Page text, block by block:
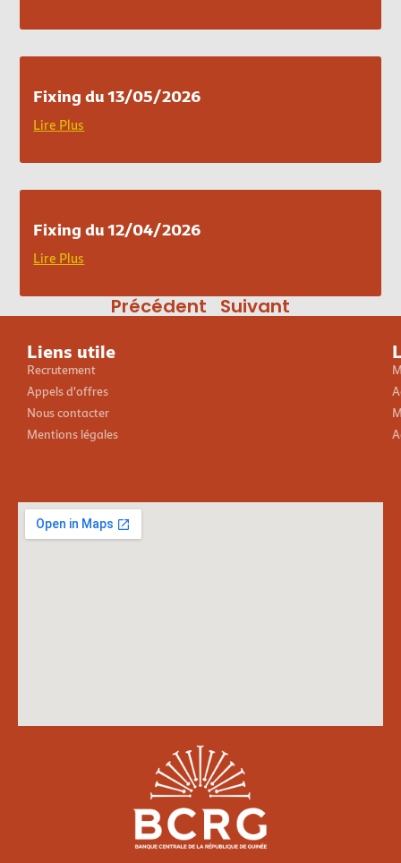
Fixing du 13/05/2026
Lire Plus
Fixing du 12/04/2026
Lire Plus
Précédent Suivant
Liens utile
Recrutement
Appels d'offres
Nous contacter
Mentions légales